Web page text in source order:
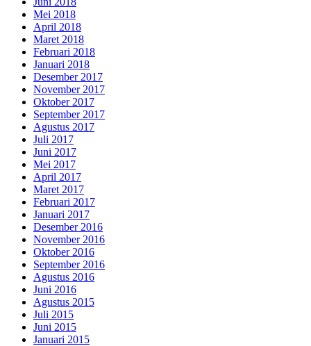
Mei 2018
April 2018
Maret 2018
Februari 2018
Januari 2018
Desember 2017
November 2017
Oktober 2017
September 2017
Agustus 2017
Juli 2017
Juni 2017
Mei 2017
April 2017
Maret 2017
Februari 2017
Januari 2017
Desember 2016
November 2016
Oktober 2016
September 2016
Agustus 2016
Juni 2016
Agustus 2015
Juli 2015
Juni 2015
Januari 2015